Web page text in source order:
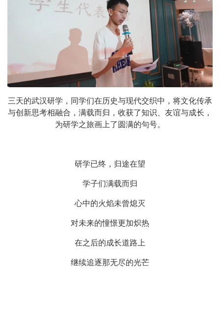
三天的武汉研学，同学们在历史与现代交织中，将文化传承
与创新思考相融合，满载而归，收获了知识、友谊与成长，
为研学之旅画上了圆满的句号。
研学已终，归途在望
学子们满载而归
心中的火焰未曾熄灭
对未来的憧憬更加炽热
在之后的成长道路上
继续追逐那无尽的光芒